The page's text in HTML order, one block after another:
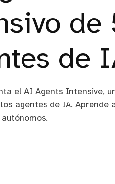
de
de
el AI Agents Intensive,
agentes de IA. Aprende